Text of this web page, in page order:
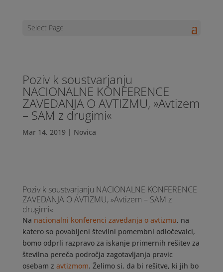
Select Page
Poziv k soustvarjanju
NACIONALNE KONFERENCE
ZAVEDANJA O AVTIZMU, »Avtizem
– SAM z drugimi«
Mar 14, 2019 | Novica
Poziv k soustvarjanju NACIONALNE KONFERENCE
ZAVEDANJA O AVTIZMU, »Avtizem – SAM z
drugimi«
Na nacionalni konferenci zavedanja o avtizmu, na
katero so povabljeni številni pomembni odločevalci,
bomo odprli razpravo za iskanje primernih rešitev za
številna pereča področja zagotavljanja pravic
osebam z avtizmom. Želimo si, da bi rešitve, ki jih bo